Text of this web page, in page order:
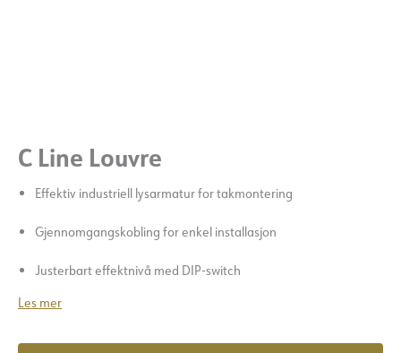
C Line Louvre
Effektiv industriell lysarmatur for takmontering
Gjennomgangskobling for enkel installasjon
Justerbart effektnivå med DIP-switch
Les mer